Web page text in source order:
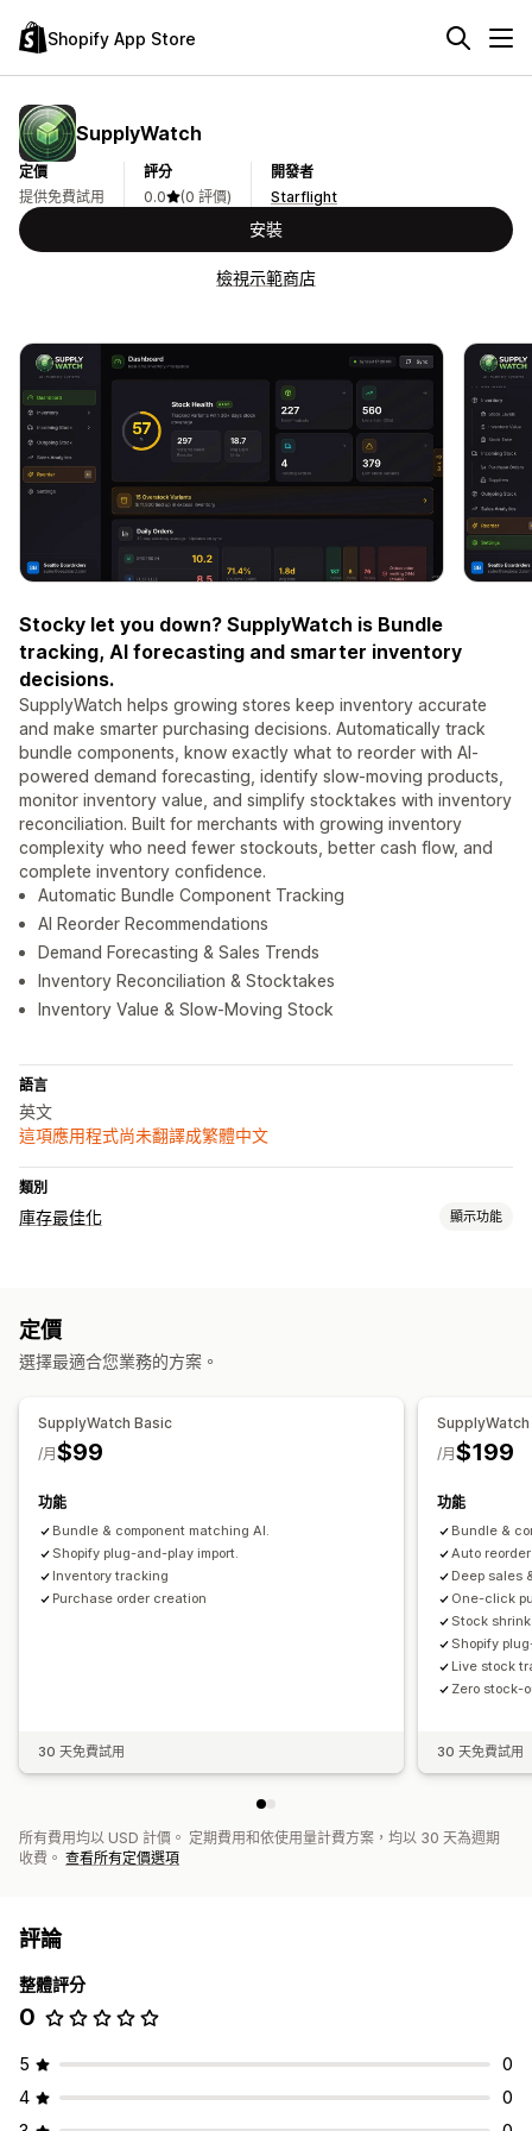
Shopify App Store
SupplyWatch
定價
提供免費試用
評分
0.0
(0 評價)
開發者
Starflight
安裝
檢視示範商店
Stocky let you down? SupplyWatch is Bundle
tracking, AI forecasting and smarter inventory
decisions.
SupplyWatch helps growing stores keep inventory accurate
and make smarter purchasing decisions. Automatically track
bundle components, know exactly what to reorder with AI-
powered demand forecasting, identify slow-moving products,
monitor inventory value, and simplify stocktakes with inventory
reconciliation. Built for merchants with growing inventory
complexity who need fewer stockouts, better cash flow, and
complete inventory confidence.
Automatic Bundle Component Tracking
AI Reorder Recommendations
Demand Forecasting & Sales Trends
Inventory Reconciliation & Stocktakes
Inventory Value & Slow-Moving Stock
語言
英文
這項應用程式尚未翻譯成繁體中文
類別
庫存最佳化 顯示功能
即時更新
掃描器 庫存規劃 AI 最佳化
延期交貨 退貨
無庫存通知
門檻提醒 自訂報告 分析
定價
選擇最適合您業務的方案。
SupplyWatch Basic
$99
/月
功能
Bundle & component matching Al.
Shopify plug-and-play import.
Inventory tracking
Purchase order creation
30 天免費試用
$199
/月
功能
Bundle &
Auto
Deep sales
One-click
Stock
Shopify
Live stock
Zero stock-
30 天免費試用
所有費用均以 USD 計價。 定期費用和依使用量計費方案，均以 30 天為週期
收費。 查看所有定價選項
評論
整體評分
0
5
0
4
0